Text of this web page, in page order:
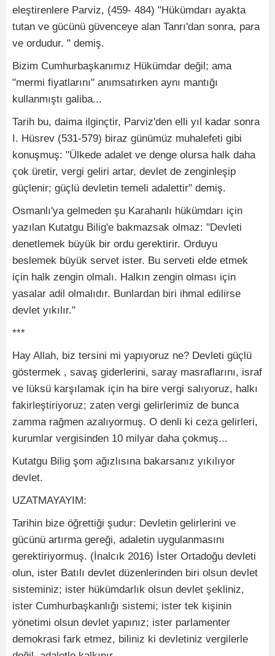
eleştirenlere Parviz, (459- 484) "Hükümdarı ayakta
tutan ve gücünü güvenceye alan Tanrı'dan sonra, para
ve ordudur. " demiş.
Bizim Cumhurbaşkanımız Hükümdar değil; ama
"mermi fiyatlarını" anımsatırken aynı mantığı
kullanmıştı galiba...
Tarih bu, daima ilginçtir, Parviz'den elli yıl kadar sonra
I. Hüsrev (531-579) biraz günümüz muhalefeti gibi
konuşmuş: "Ülkede adalet ve denge olursa halk daha
çok üretir, vergi geliri artar, devlet de zenginleşip
güçlenir; güçlü devletin temeli adalettir" demiş.
Osmanlı'ya gelmeden şu Karahanlı hükümdarı için
yazılan Kutatgu Bilig'e bakmazsak olmaz: "Devleti
denetlemek büyük bir ordu gerektirir. Orduyu
beslemek büyük servet ister. Bu serveti elde etmek
için halk zengin olmalı. Halkın zengin olması için
yasalar adil olmalıdır. Bunlardan biri ihmal edilirse
devlet yıkılır."
***
Hay Allah, biz tersini mi yapıyoruz ne? Devleti güçlü
göstermek , savaş giderlerini, saray masraflarını, israf
ve lüksü karşılamak için ha bire vergi salıyoruz, halkı
fakirleştiriyoruz; zaten vergi gelirlerimiz de bunca
zamma rağmen azalıyormuş. O denli ki ceza gelirleri,
kurumlar vergisinden 10 milyar daha çokmuş...
Kutatgu Bilig şom ağızlısına bakarsanız yıkılıyor
devlet.
UZATMAYAYIM:
Tarihin bize öğrettiği şudur: Devletin gelirlerini ve
gücünü artırma gereği, adaletin uygulanmasını
gerektiriyormuş. (İnalcık 2016) İster Ortadoğu devleti
olun, ister Batılı devlet düzenlerinden biri olsun devlet
sisteminiz; ister hükümdarlık olsun devlet şekliniz,
ister Cumhurbaşkanlığı sistemi; ister tek kişinin
yönetimi olsun devlet yapınız; ister parlamenter
demokrasi fark etmez, biliniz ki devletiniz vergilerle